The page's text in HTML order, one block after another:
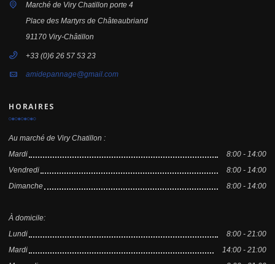
Marché de Viry Chatillon porte 4
Place des Martyrs de Châteaubriand
91170 Viry-Châtillon
+33 (0)6 26 57 53 23
amidepannage@gmail.com
HORAIRES
Au marché de Viry Chatillon :
Mardi
8:00 - 14:00
Vendredi
8:00 - 14:00
Dimanche
8:00 - 14:00
À domicile:
Lundi
8:00 - 21:00
Mardi
14:00 - 21:00